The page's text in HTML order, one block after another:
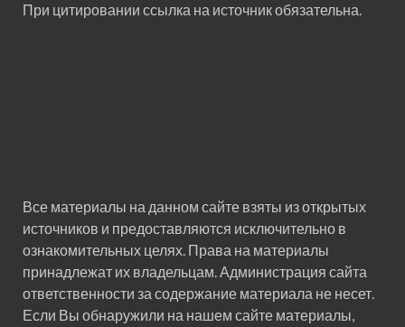
При цитировании ссылка на источник обязательна.
Все материалы на данном сайте взяты из открытых
источников и предоставляются исключительно в
ознакомительных целях. Права на материалы
принадлежат их владельцам. Администрация сайта
ответственности за содержание материала не несет.
Если Вы обнаружили на нашем сайте материалы,